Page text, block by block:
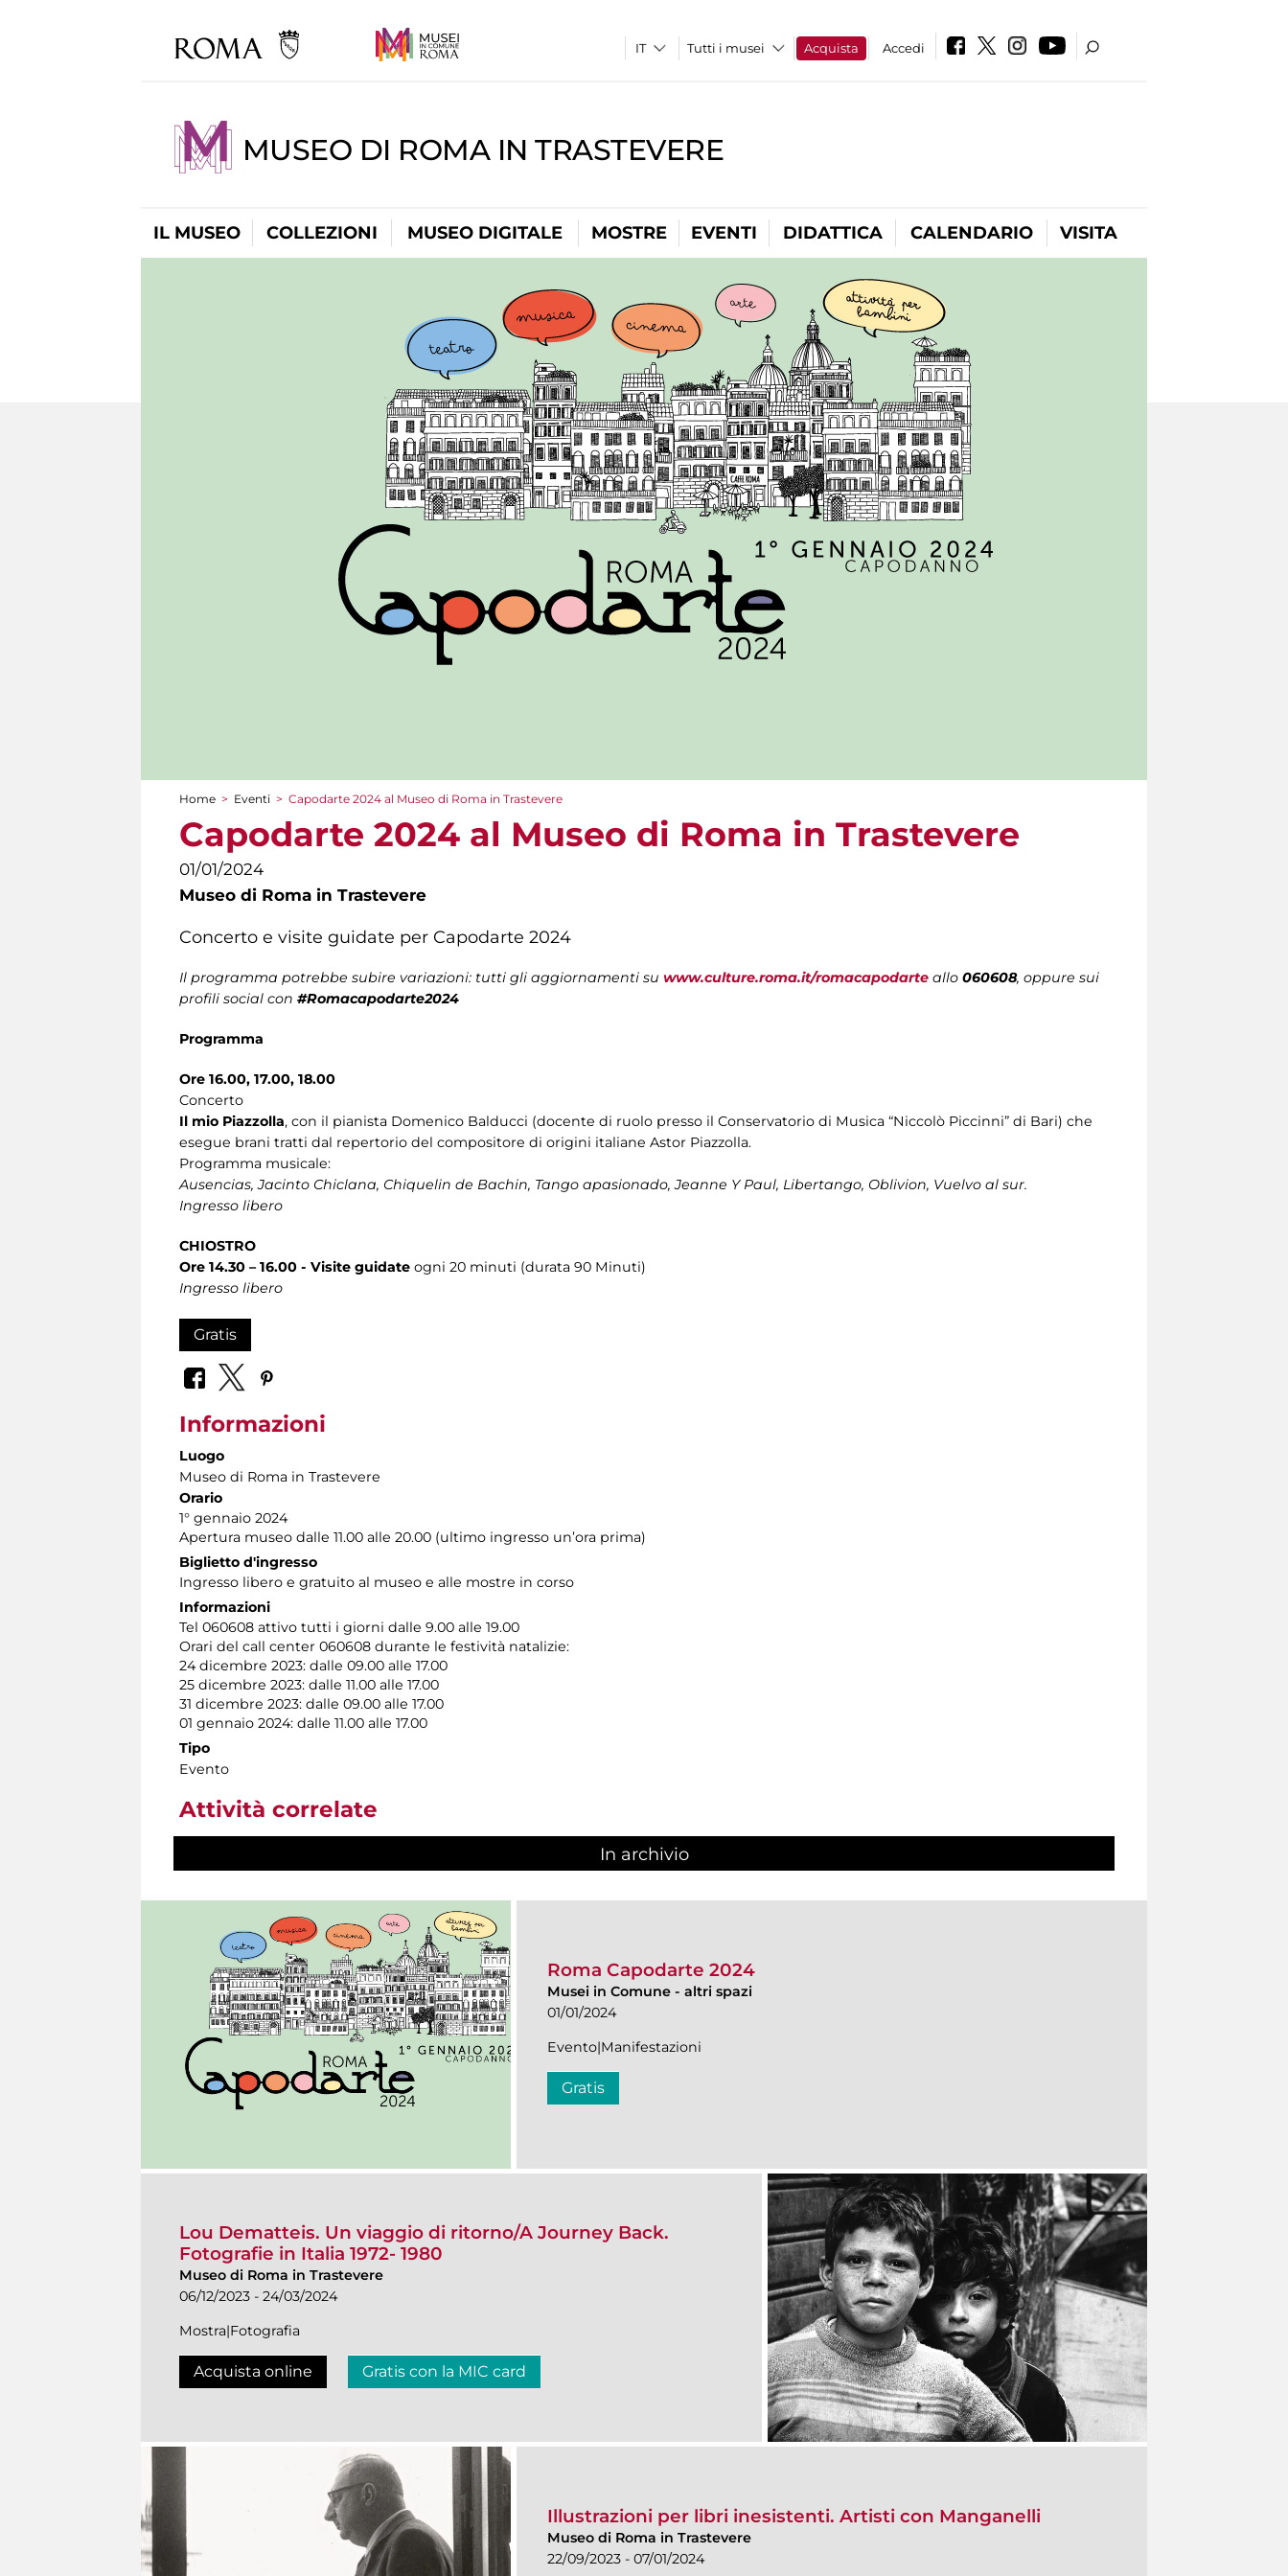
Tutti i musei Acquista Accedi
MUSEO DI ROMA IN TRASTEVERE
IL MUSEO COLLEZIONI MUSEO DIGITALE MOSTRE EVENTI DIDATTICA CALENDARIO VISITA
Tu sei qui
Home > Eventi > Capodarte 2024 al Museo di Roma in Trastevere
Capodarte 2024 al Museo di Roma in Trastevere
01/01/2024
Museo di Roma in Trastevere
Concerto e visite guidate per Capodarte 2024
Il programma potrebbe subire variazioni: tutti gli aggiornamenti su www.culture.roma.it/romacapodarte allo 060608, oppure sui
profili social con #Romacapodarte2024
Programma
Ore 16.00, 17.00, 18.00
Concerto
Il mio Piazzolla, con il pianista Domenico Balducci (docente di ruolo presso il Conservatorio di Musica “Niccolò Piccinni” di Bari) che
esegue brani tratti dal repertorio del compositore di origini italiane Astor Piazzolla.
Programma musicale:
Ausencias, Jacinto Chiclana, Chiquelin de Bachin, Tango apasionado, Jeanne Y Paul, Libertango, Oblivion, Vuelvo al sur.
Ingresso libero
CHIOSTRO
Ore 14.30 – 16.00 - Visite guidate ogni 20 minuti (durata 90 Minuti)
Ingresso libero
Gratis
Informazioni
Luogo
Museo di Roma in Trastevere
Orario
1° gennaio 2024
Apertura museo dalle 11.00 alle 20.00 (ultimo ingresso un’ora prima)
Biglietto d'ingresso
Ingresso libero e gratuito al museo e alle mostre in corso
Informazioni
Tel 060608 attivo tutti i giorni dalle 9.00 alle 19.00
Orari del call center 060608 durante le festività natalizie:
24 dicembre 2023: dalle 09.00 alle 17.00
25 dicembre 2023: dalle 11.00 alle 17.00
31 dicembre 2023: dalle 09.00 alle 17.00
01 gennaio 2024: dalle 11.00 alle 17.00
Tipo
Evento
Attività correlate
In archivio
Roma Capodarte 2024
Musei in Comune - altri spazi
01/01/2024
Evento|Manifestazioni
Gratis
Lou Dematteis. Un viaggio di ritorno/A Journey Back.
Fotografie in Italia 1972- 1980
Museo di Roma in Trastevere
06/12/2023 - 24/03/2024
Mostra|Fotografia
Acquista online Gratis con la MIC card
Illustrazioni per libri inesistenti. Artisti con Manganelli
Museo di Roma in Trastevere
22/09/2023 - 07/01/2024